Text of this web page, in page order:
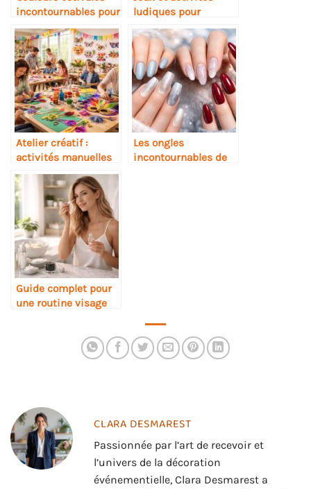
incontournables pour
sublimer vos ongles
cet été
ludiques pour
célébrer Pâques en
famille
Atelier créatif :
activités manuelles
pour un carnaval
haut en couleurs
Les ongles
incontournables de
Guide complet pour
une routine visage
CLARA DESMAREST
Passionnée par l’art de recevoir et
l’univers de la décoration
événementielle, Clara Desmarest a